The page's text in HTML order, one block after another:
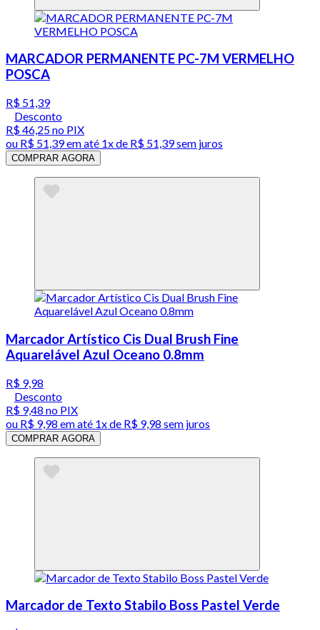
MARCADOR PERMANENTE PC-7M VERMELHO
POSCA
R$ 51,39
Desconto
R$ 46,25no PIX
ou R$ 51,39em até 1x de R$ 51,39sem juros
COMPRAR AGORA
Marcador Artístico Cis Dual Brush Fine
Aquarelável Azul Oceano 0.8mm
R$ 9,98
Desconto
R$ 9,48 no PIX
ou R$ 9,98 em até 1x de R$ 9,98 sem juros
COMPRAR AGORA
Marcador de Texto Stabilo Boss Pastel Verde